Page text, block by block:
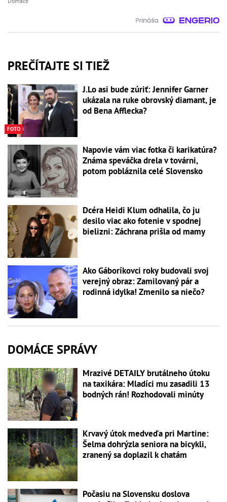
PREČÍTAJTE SI TIEŽ
FOTO
J.Lo asi bude zúriť: Jennifer Garner
ukázala na ruke obrovský diamant, je
od Bena Afflecka?
Napovie vám viac fotka či karikatúra?
Známa speváčka drela v továrni,
potom pobláznila celé Slovensko
Dcéra Heidi Klum odhalila, čo ju
desilo viac ako fotenie v spodnej
bielizni: Záchrana prišla od mamy
Ako Gáboríkovci roky budovali svoj
verejný obraz: Zamilovaný pár a
rodinná idylka! Zmenilo sa niečo?
DOMÁCE SPRÁVY
Mrazivé DETAILY brutálneho útoku
na taxikára: Mladíci mu zasadili 13
bodných rán! Rozhodovali minúty
Krvavý útok medveďa pri Martine:
Šelma dohrýzla seniora na bicykli,
zranený sa doplazil k chatám
Počasiu na Slovensku doslova